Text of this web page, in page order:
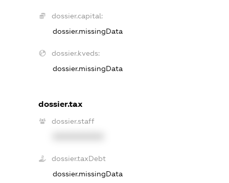
dossier.capital:
dossier.missingData
dossier.kveds:
dossier.missingData
dossier.tax
dossier.staff
dossier.taxDebt
dossier.missingData